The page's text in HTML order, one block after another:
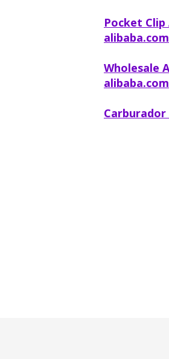
Pocket
alibaba.com
Wholesale
alibaba.com